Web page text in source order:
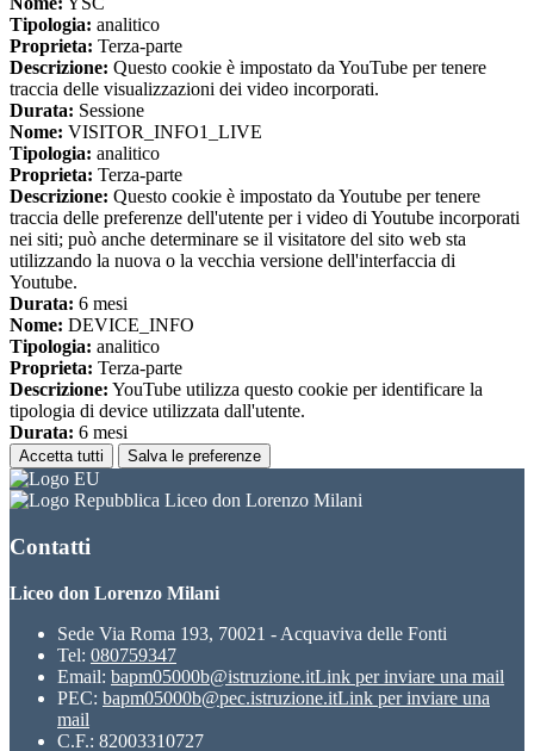
Tipologia: analitico
Proprieta: Terza-parte
Descrizione: Questo cookie è impostato da YouTube per tenere
traccia delle visualizzazioni dei video incorporati.
Durata: Sessione
Nome: VISITOR_INFO1_LIVE
Tipologia: analitico
Proprieta: Terza-parte
Descrizione: Questo cookie è impostato da Youtube per tenere
traccia delle preferenze dell'utente per i video di Youtube incorporati
nei siti; può anche determinare se il visitatore del sito web sta
utilizzando la nuova o la vecchia versione dell'interfaccia di
Youtube.
Durata: 6 mesi
Nome: DEVICE_INFO
Tipologia: analitico
Proprieta: Terza-parte
Descrizione: YouTube utilizza questo cookie per identificare la
tipologia di device utilizzata dall'utente.
Durata: 6 mesi
Accetta tutti Salva le preferenze
Liceo don Lorenzo Milani
Contatti
Liceo don Lorenzo Milani
Sede Via Roma 193, 70021 - Acquaviva delle Fonti
Tel: 080759347
Email: bapm05000b@istruzione.itLink per inviare una mail
PEC: bapm05000b@pec.istruzione.itLink per inviare una
mail
C.F.: 82003310727